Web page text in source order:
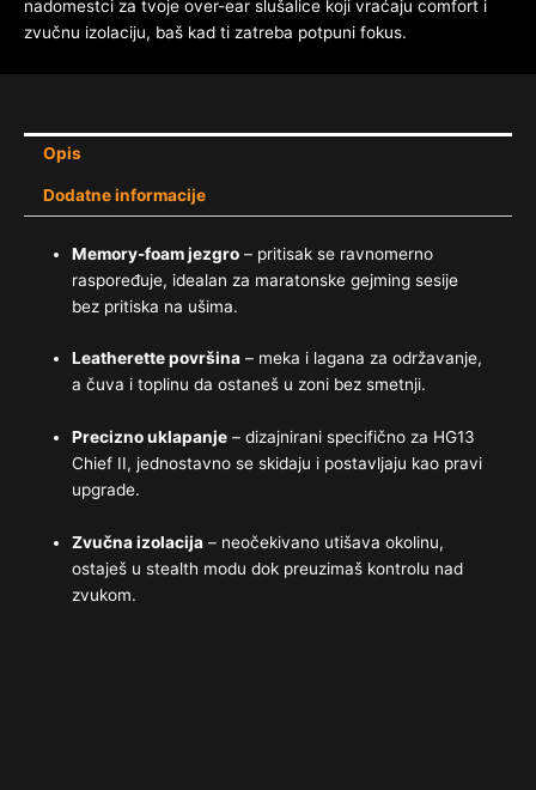
nadomestci za tvoje over-ear slušalice koji vraćaju comfort i
zvučnu izolaciju, baš kad ti zatreba potpuni fokus.
Opis
Dodatne informacije
Memory-foam jezgro – pritisak se ravnomerno
raspoređuje, idealan za maratonske gejming sesije
bez pritiska na ušima.
Leatherette površina – meka i lagana za održavanje,
a čuva i toplinu da ostaneš u zoni bez smetnji.
Precizno uklapanje – dizajnirani specifično za HG13
Chief II, jednostavno se skidaju i postavljaju kao pravi
upgrade.
Zvučna izolacija – neočekivano utišava okolinu,
ostaješ u stealth modu dok preuzimaš kontrolu nad
zvukom.